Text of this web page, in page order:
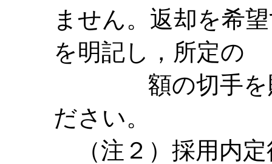
ません。返却を希
を明記し，所定の
額の切手を貼
ださい。
（注２）採用内定